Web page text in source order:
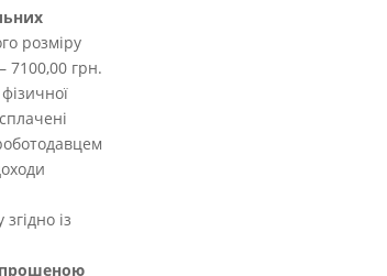
розміру
7100,00 грн.
згідно із